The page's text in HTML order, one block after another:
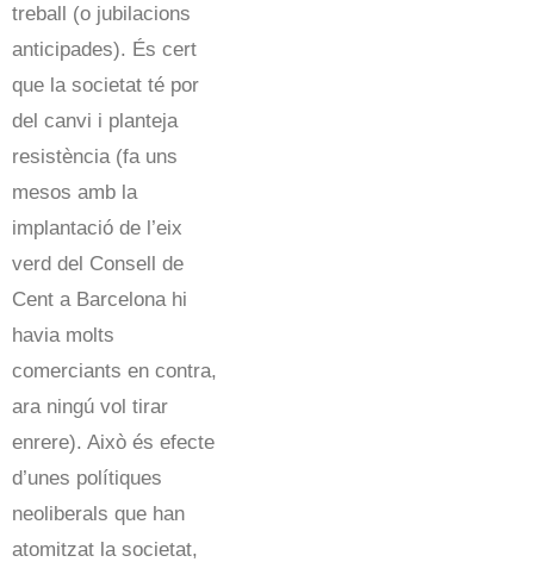
treball (o jubilacions
anticipades). És cert
que la societat té por
del canvi i planteja
resistència (fa uns
mesos amb la
implantació de l’eix
verd del Consell de
Cent a Barcelona hi
havia molts
comerciants en contra,
ara ningú vol tirar
enrere). Això és efecte
d’unes polítiques
neoliberals que han
atomitzat la societat,